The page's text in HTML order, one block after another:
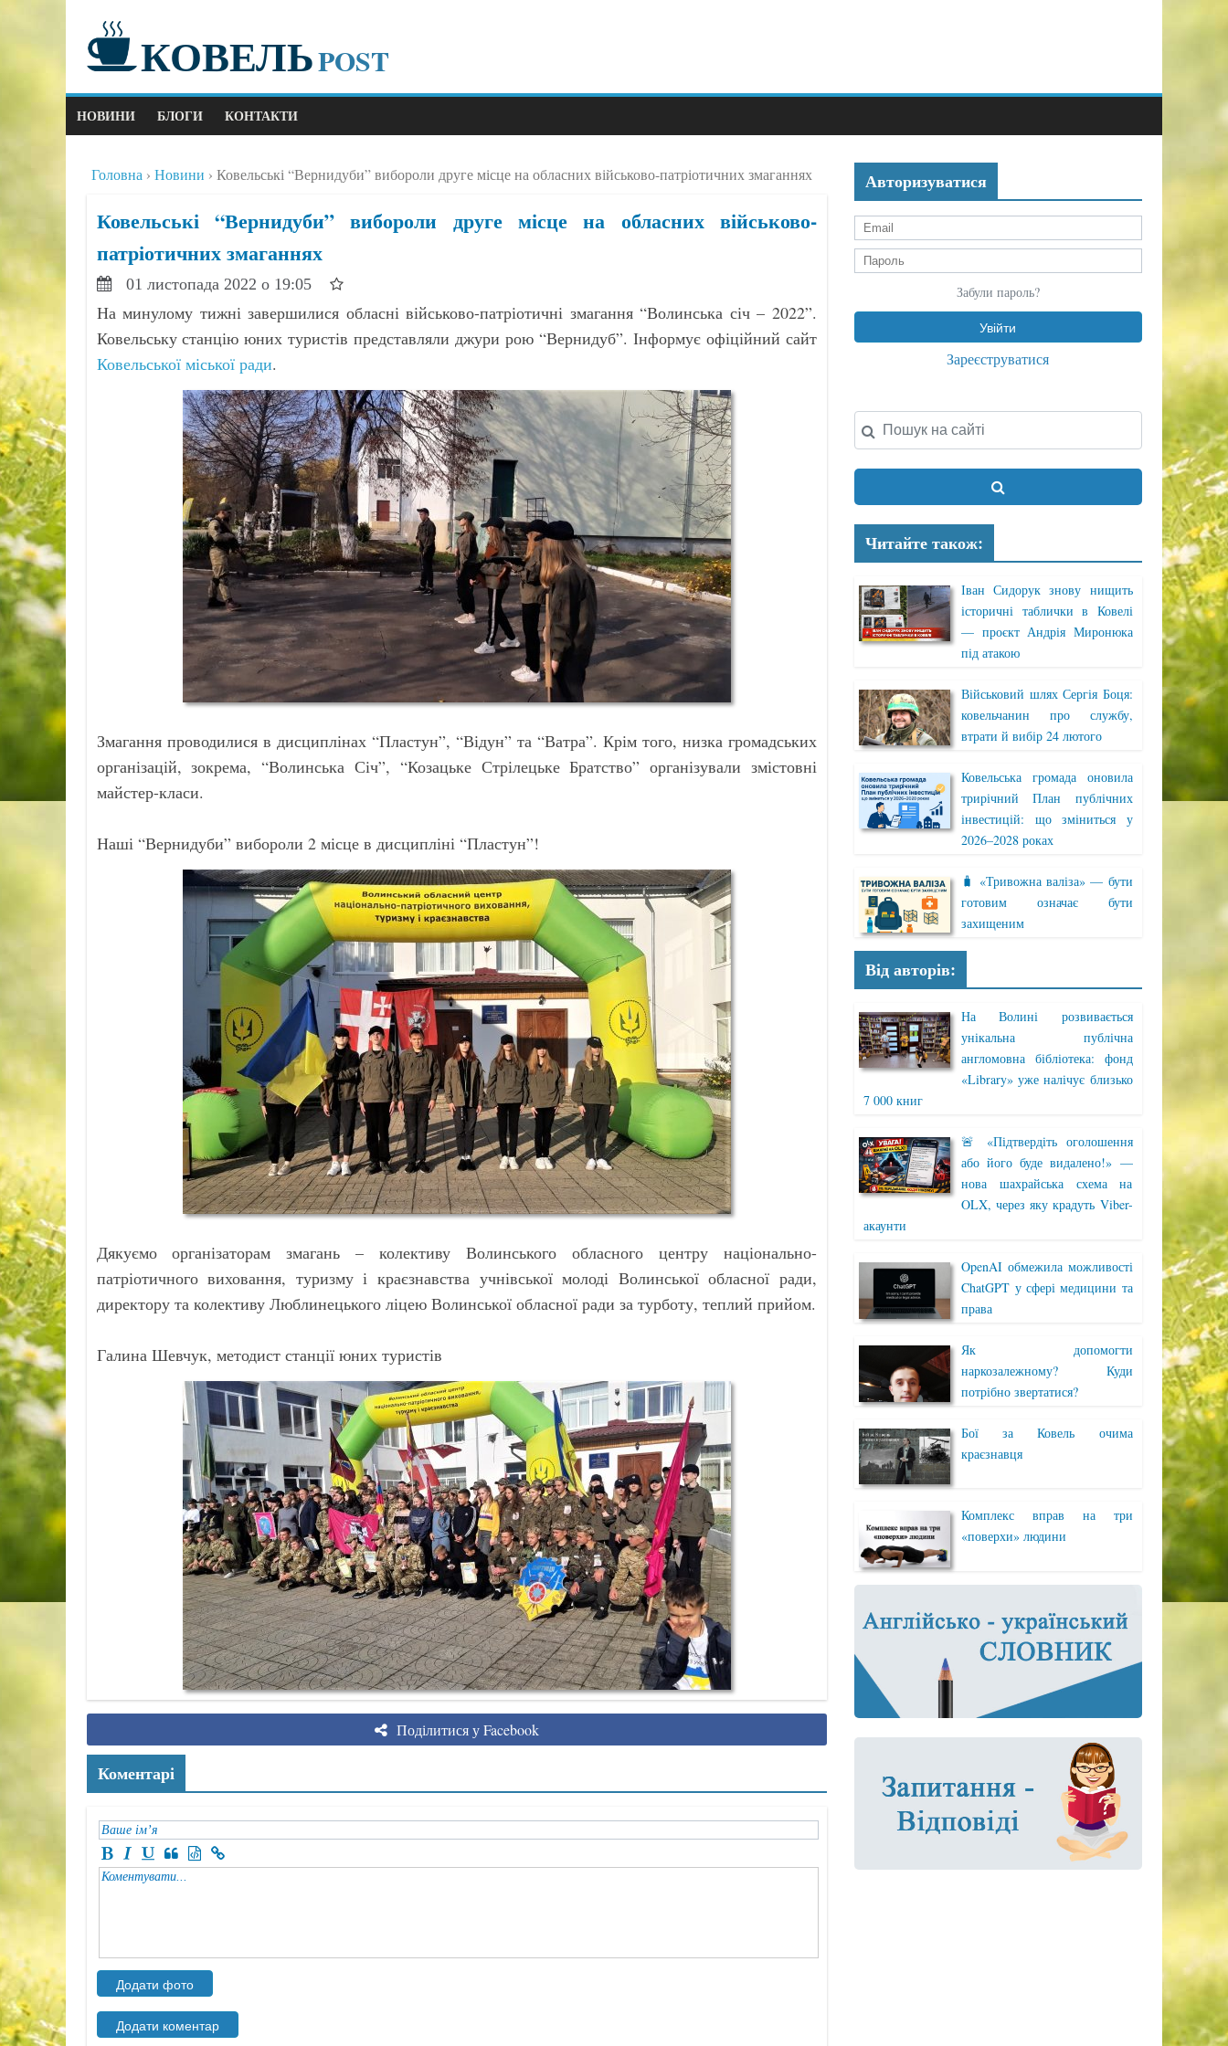
КОВЕЛЬPOST
НОВИНИ БЛОГИ КОНТАКТИ
Головна Новини Ковельські “Вернидуби” вибороли друге місце на обласних військово-патріотичних змаганнях
Ковельські “Вернидуби” вибороли друге місце на обласних військово-
патріотичних змаганнях
01 листопада 2022 о 19:05
На минулому тижні завершилися обласні військово-патріотичні змагання “Волинська січ – 2022”.
Ковельську станцію юних туристів представляли джури рою “Вернидуб”. Інформує офіційний сайт
Ковельської міської ради.
Змагання проводилися в дисциплінах “Пластун”, “Відун” та “Ватра”. Крім того, низка громадських
організацій, зокрема, “Волинська Січ”, “Козацьке Стрілецьке Братство” організували змістовні
майстер-класи.
Наші “Вернидуби” вибороли 2 місце в дисципліні “Пластун”!
Дякуємо організаторам змагань – колективу Волинського обласного центру національно-
патріотичного виховання, туризму і краєзнавства учнівської молоді Волинської обласної ради,
директору та колективу Люблинецького ліцею Волинської обласної ради за турботу, теплий прийом.
Галина Шевчук, методист станції юних туристів
Поділитися у Facebook
Коментарі
Авторизуватися
Забули пароль?
Зареєструватися
Читайте також:
Іван Сидорук знову нищить
історичні таблички в Ковелі
— проєкт Андрія Миронюка
під атакою
Військовий шлях Сергія Боця:
ковельчанин про службу,
втрати й вибір 24 лютого
Ковельська громада оновила
трирічний План публічних
інвестицій: що зміниться у
2026–2028 роках
🧳 «Тривожна валіза» — бути
готовим означає бути
захищеним
Від авторів:
На Волині розвивається
унікальна публічна
англомовна бібліотека: фонд
«Library» уже налічує близько
7 000 книг
🚨 «Підтвердіть оголошення
або його буде видалено!» —
нова шахрайська схема на
OLX, через яку крадуть Viber-
акаунти
OpenAI обмежила можливості
ChatGPT у сфері медицини та
права
Як допомогти
наркозалежному? Куди
потрібно звертатися?
Бої за Ковель очима
краєзнавця
Комплекс вправ на три
«поверхи» людини